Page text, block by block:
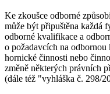
Ke zkoušce odborné
může být připuštěna každá
odborné kvalifikace a
o požadavcích na
hornické činnosti nebo
změně některých právních
(dále též "vyhláška č. 298/